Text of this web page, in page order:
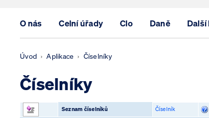
O nás Celní úřady Clo Daně
Úvod Aplikace Číselníky
Číselníky
Seznam číselníků Číselník